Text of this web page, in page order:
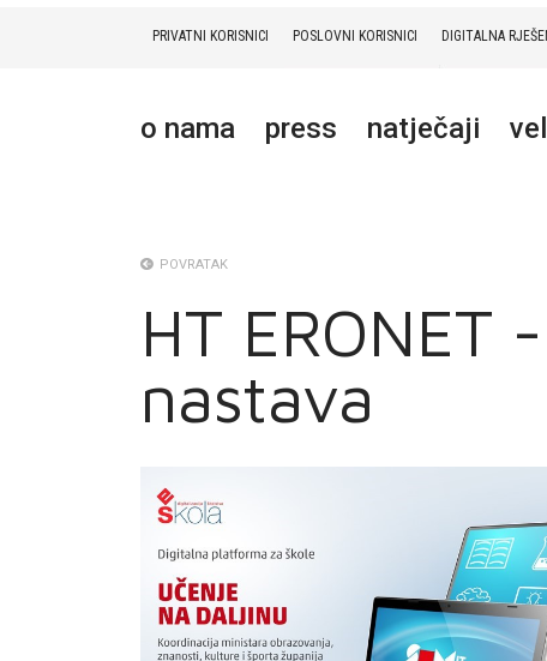
PRIVATNI KORISNICI POSLOVNI KORISNICI DIGITALNA
o nama press natječaji
TELEFONSKI IMENIK
POVRATAK
HT
nastava